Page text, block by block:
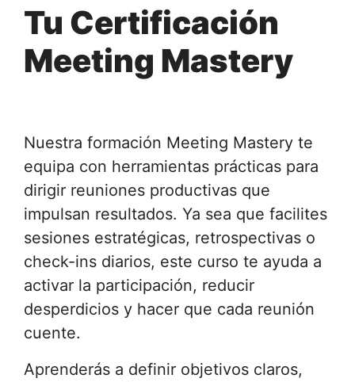
Tu Certificación
Meeting Mastery
Nuestra formación Meeting Mastery te
equipa con herramientas prácticas para
dirigir reuniones productivas que
impulsan resultados. Ya sea que facilites
sesiones estratégicas, retrospectivas o
check-ins diarios, este curso te ayuda a
activar la participación, reducir
desperdicios y hacer que cada reunión
cuente.
Aprenderás a definir objetivos claros,